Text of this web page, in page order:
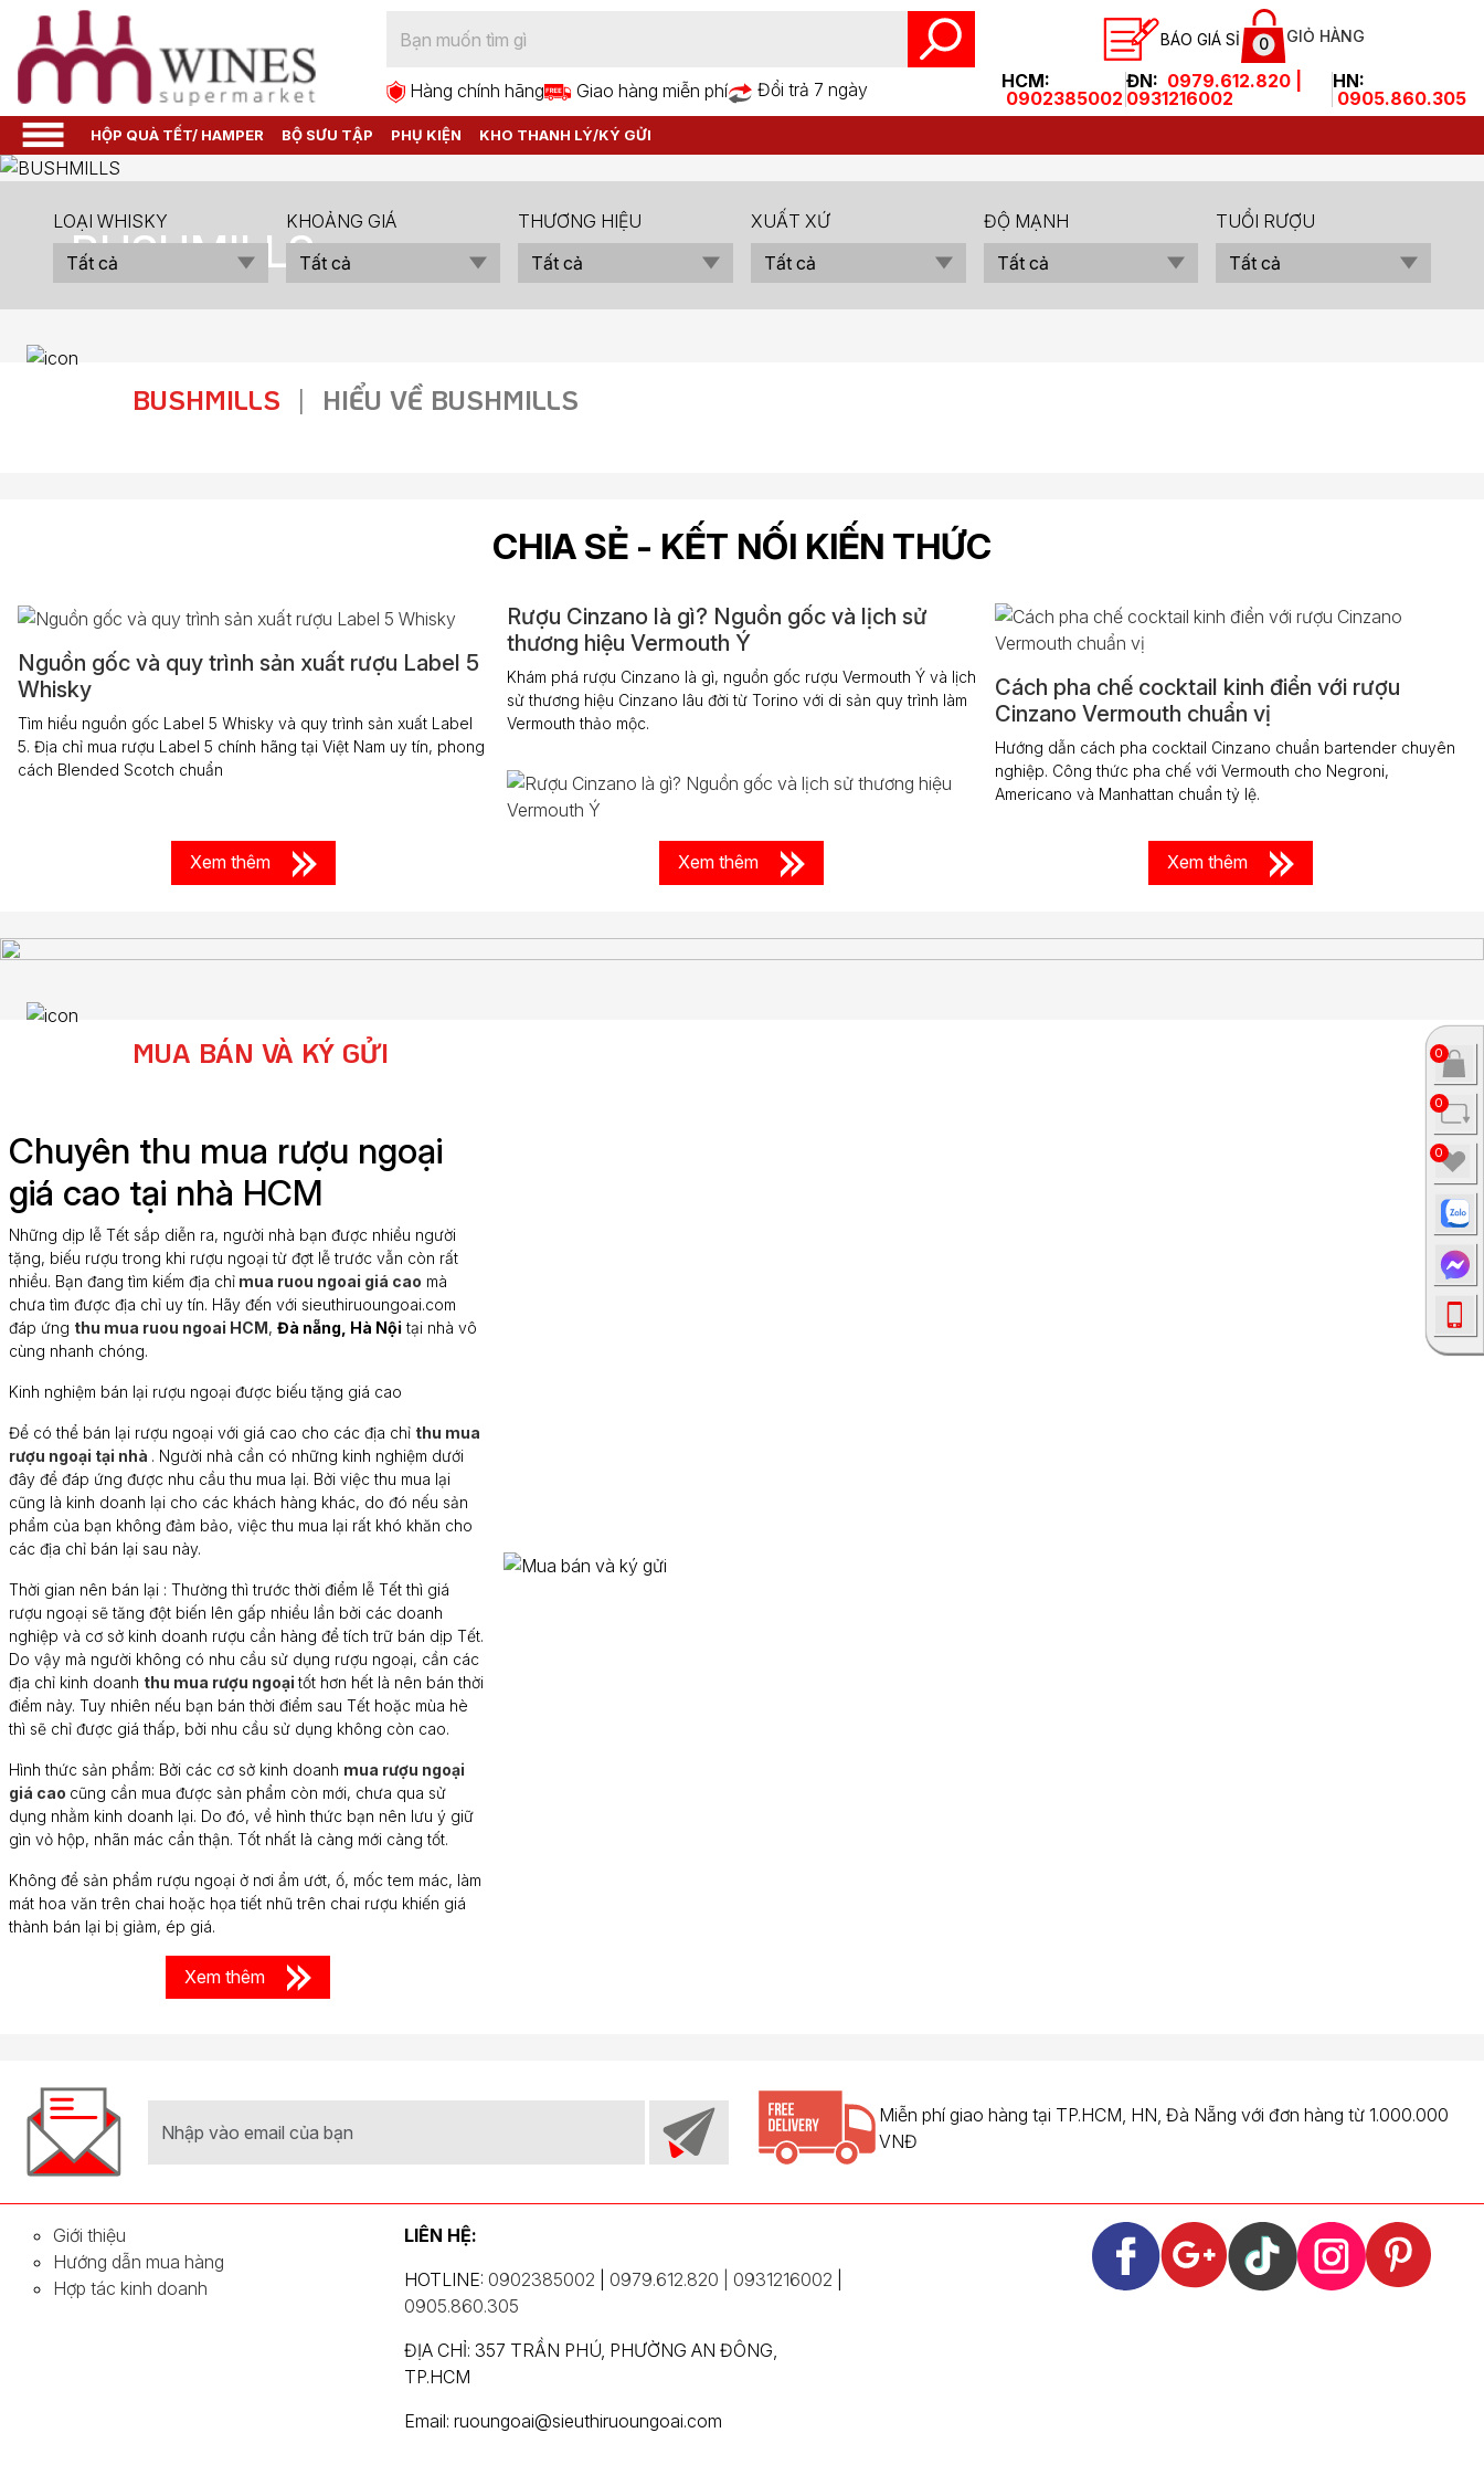
Hàng chính hãng Giao hàng miễn phí Đổi trả 7 ngày
BÁO GIÁ SỈ 0 GIỎ HÀNG
HCM:
0902385002
ĐN: 0979.612.820 |
0931216002
HN:
0905.860.305
HỘP QUÀ TẾT/ HAMPER BỘ SƯU TẬP PHỤ KIỆN KHO THANH LÝ/KÝ GỬI
BUSHMILLS
LOẠI WHISKY
Tất cả
KHOẢNG GIÁ
Tất cả
THƯƠNG HIỆU
Tất cả
XUẤT XỨ
Tất cả
ĐỘ MẠNH
Tất cả
TUỔI RƯỢU
Tất cả
BUSHMILLS | HIỂU VỀ BUSHMILLS
CHIA SẺ - KẾT NỐI KIẾN THỨC
Nguồn gốc và quy trình sản xuất rượu Label 5
Whisky
Tìm hiểu nguồn gốc Label 5 Whisky và quy trình sản xuất Label
5. Địa chỉ mua rượu Label 5 chính hãng tại Việt Nam uy tín, phong
cách Blended Scotch chuẩn
Xem thêm
Rượu Cinzano là gì? Nguồn gốc và lịch sử
thương hiệu Vermouth Ý
Khám phá rượu Cinzano là gì, nguồn gốc rượu Vermouth Ý và lịch
sử thương hiệu Cinzano lâu đời từ Torino với di sản quy trình làm
Vermouth thảo mộc.
Xem thêm
Cách pha chế cocktail kinh điển với rượu
Cinzano Vermouth chuẩn vị
Hướng dẫn cách pha cocktail Cinzano chuẩn bartender chuyên
nghiệp. Công thức pha chế với Vermouth cho Negroni,
Americano và Manhattan chuẩn tỷ lệ.
Xem thêm
MUA BÁN VÀ KÝ GỬI
Chuyên thu mua rượu ngoại
giá cao tại nhà HCM
Những dịp lễ Tết sắp diễn ra, người nhà bạn được nhiều người
tặng, biếu rượu trong khi rượu ngoại từ đợt lễ trước vẫn còn rất
nhiều. Bạn đang tìm kiếm địa chỉ mua ruou ngoai giá cao mà
chưa tìm được địa chỉ uy tín. Hãy đến với sieuthiruoungoai.com
đáp ứng thu mua ruou ngoai HCM, Đà nẵng, Hà Nội tại nhà vô
cùng nhanh chóng.
Kinh nghiệm bán lại rượu ngoại được biếu tặng giá cao
Để có thể bán lại rượu ngoại với giá cao cho các địa chỉ thu mua
rượu ngoại tại nhà . Người nhà cần có những kinh nghiệm dưới
đây để đáp ứng được nhu cầu thu mua lại. Bởi việc thu mua lại
cũng là kinh doanh lại cho các khách hàng khác, do đó nếu sản
phẩm của bạn không đảm bảo, việc thu mua lại rất khó khăn cho
các địa chỉ bán lại sau này.
Thời gian nên bán lại : Thường thì trước thời điểm lễ Tết thì giá
rượu ngoại sẽ tăng đột biến lên gấp nhiều lần bởi các doanh
nghiệp và cơ sở kinh doanh rượu cần hàng để tích trữ bán dịp Tết.
Do vậy mà người không có nhu cầu sử dụng rượu ngoại, cần các
địa chỉ kinh doanh thu mua rượu ngoạitốt hơn hết là nên bán thời
điểm này. Tuy nhiên nếu bạn bán thời điểm sau Tết hoặc mùa hè
thì sẽ chỉ được giá thấp, bởi nhu cầu sử dụng không còn cao.
Hình thức sản phẩm: Bởi các cơ sở kinh doanh mua rượu ngoại
giá cao cũng cần mua được sản phẩm còn mới, chưa qua sử
dụng nhằm kinh doanh lại. Do đó, về hình thức bạn nên lưu ý giữ
gìn vỏ hộp, nhãn mác cẩn thận. Tốt nhất là càng mới càng tốt.
Không để sản phẩm rượu ngoại ở nơi ẩm ướt, ố, mốc tem mác, làm
mát hoa văn trên chai hoặc họa tiết nhũ trên chai rượu khiến giá
thành bán lại bị giảm, ép giá.
Xem thêm
Miễn phí giao hàng tại TP.HCM, HN, Đà Nẵng với đơn hàng từ 1.000.000
VNĐ
Giới thiệu
Hướng dẫn mua hàng
Hợp tác kinh doanh
LIÊN HỆ:
HOTLINE: 0902385002 0979.612.820 | 0931216002
0905.860.305
ĐỊA CHỈ: 357 TRẦN PHÚ, PHƯỜNG AN ĐÔNG,
TP.HCM
Email: ruoungoai@sieuthiruoungoai.com
0
0
0